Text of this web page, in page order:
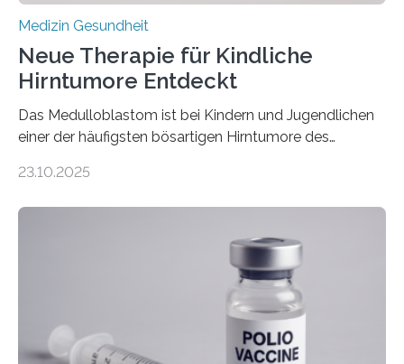
Medizin Gesundheit
Neue Therapie für Kindliche
Hirntumore Entdeckt
Das Medulloblastom ist bei Kindern und Jugendlichen
einer der häufigsten bösartigen Hirntumore des
Betroffenen können mit heutigen Methoden geheilt
Dringend benötigt werden zielgerichtete Therapien, die
nur Tumorschwachstellen angreifen und normales
Gewebe verschonen. Forschende um Daniel Merk vom
Hertie-Institut für klinische Hirnforschung am
Universitätsklinikum Tübingen haben eine solche
Schwachstelle im Erbgut einer Untergruppe des
23.10.2025